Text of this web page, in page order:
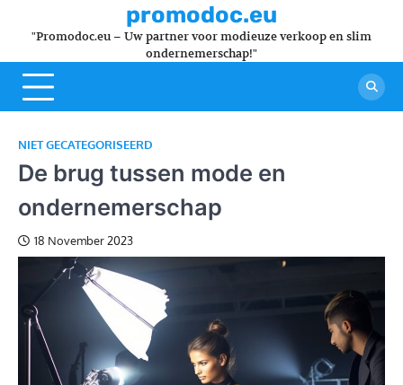
promodoc.eu
"Promodoc.eu – Uw partner voor modieuze verkoop en slim
ondernemerschap!"
NIET GECATEGORISEERD
De brug tussen mode en
ondernemerschap
18 November 2023